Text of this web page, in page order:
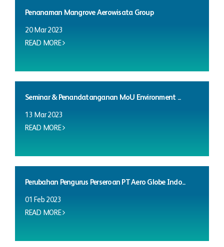
Penanaman Mangrove Aerowisata Group
20 Mar 2023
READ MORE
Seminar & Penandatanganan MoU Environment ...
13 Mar 2023
READ MORE
Perubahan Pengurus Perseroan PT Aero Globe Indo...
01 Feb 2023
READ MORE